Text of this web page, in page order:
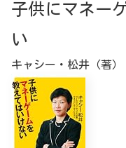
子供にマネー
い
キャシー・松井（著）